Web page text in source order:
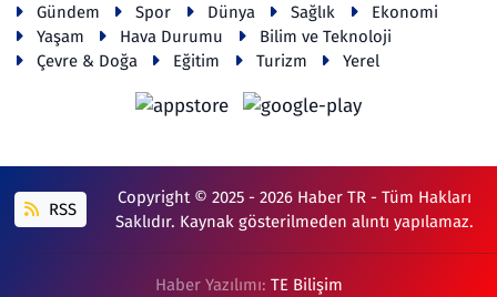
Gündem Spor Dünya Sağlık
Ekonomi
Yaşam
Hava Durumu
Bilim ve Teknoloji
Çevre & Doğa
Eğitim Turizm Yerel
RSS
Copyright © 2025 - 2026 Haber TR - Tüm Hakları
Saklıdır. Kaynak gösterilmeden alıntı yapılamaz.
Haber Yazılımı: TE Bilişim